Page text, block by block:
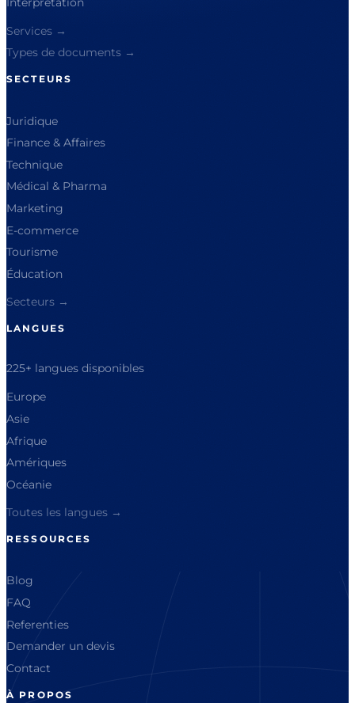
Services →
Types de documents →
SECTEURS
Juridique
Finance & Affaires
Technique
Médical & Pharma
Marketing
E-commerce
Tourisme
Éducation
Secteurs →
LANGUES
225+ langues disponibles
Europe
Asie
Afrique
Amériques
Océanie
Toutes les langues →
RESSOURCES
Blog
FAQ
Referenties
Demander un devis
Contact
À PROPOS